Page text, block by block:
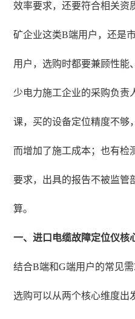
效率要求，还要符合相关资
矿企业这类B端用户，还是
用户，选购时都要兼顾性能
少电力施工企业的采购负责
课，买的设备定位精度不够
而增加了施工成本；也有检
要求，出具的报告不被监管
算。
一、进口电缆故障定位仪核
结合B端和G端用户的常见
选购可以从两个核心维度出